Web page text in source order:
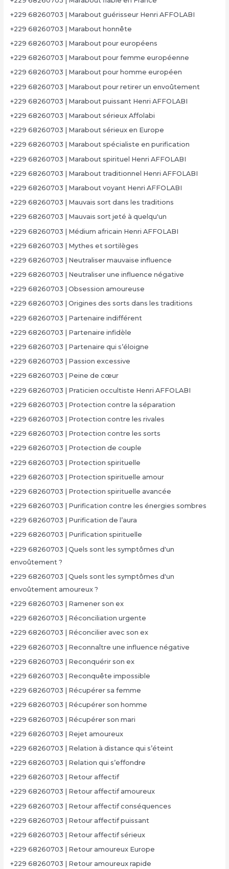
+229 68260703 | Marabout guérisseur Henri AFFOLABI
+229 68260703 | Marabout honnête
+229 68260703 | Marabout pour européens
+229 68260703 | Marabout pour femme européenne
+229 68260703 | Marabout pour homme européen
+229 68260703 | Marabout pour retirer un envoûtement
+229 68260703 | Marabout puissant Henri AFFOLABI
+229 68260703 | Marabout sérieux Affolabi
+229 68260703 | Marabout sérieux en Europe
+229 68260703 | Marabout spécialiste en purification
+229 68260703 | Marabout spirituel Henri AFFOLABI
+229 68260703 | Marabout traditionnel Henri AFFOLABI
+229 68260703 | Marabout voyant Henri AFFOLABI
+229 68260703 | Mauvais sort dans les traditions
+229 68260703 | Mauvais sort jeté à quelqu'un
+229 68260703 | Médium africain Henri AFFOLABI
+229 68260703 | Mythes et sortilèges
+229 68260703 | Neutraliser mauvaise influence
+229 68260703 | Neutraliser une influence négative
+229 68260703 | Obsession amoureuse
+229 68260703 | Origines des sorts dans les traditions
+229 68260703 | Partenaire indifférent
+229 68260703 | Partenaire infidèle
+229 68260703 | Partenaire qui s’éloigne
+229 68260703 | Passion excessive
+229 68260703 | Peine de cœur
+229 68260703 | Praticien occultiste Henri AFFOLABI
+229 68260703 | Protection contre la séparation
+229 68260703 | Protection contre les rivales
+229 68260703 | Protection contre les sorts
+229 68260703 | Protection de couple
+229 68260703 | Protection spirituelle
+229 68260703 | Protection spirituelle amour
+229 68260703 | Protection spirituelle avancée
+229 68260703 | Purification contre les énergies sombres
+229 68260703 | Purification de l’aura
+229 68260703 | Purification spirituelle
+229 68260703 | Quels sont les symptômes d'un
envoûtement ?
+229 68260703 | Quels sont les symptômes d'un
envoûtement amoureux ?
+229 68260703 | Ramener son ex
+229 68260703 | Réconciliation urgente
+229 68260703 | Réconcilier avec son ex
+229 68260703 | Reconnaître une influence négative
+229 68260703 | Reconquérir son ex
+229 68260703 | Reconquête impossible
+229 68260703 | Récupérer sa femme
+229 68260703 | Récupérer son homme
+229 68260703 | Récupérer son mari
+229 68260703 | Rejet amoureux
+229 68260703 | Relation à distance qui s’éteint
+229 68260703 | Relation qui s’effondre
+229 68260703 | Retour affectif
+229 68260703 | Retour affectif amoureux
+229 68260703 | Retour affectif conséquences
+229 68260703 | Retour affectif puissant
+229 68260703 | Retour affectif sérieux
+229 68260703 | Retour amoureux Europe
+229 68260703 | Retour amoureux rapide